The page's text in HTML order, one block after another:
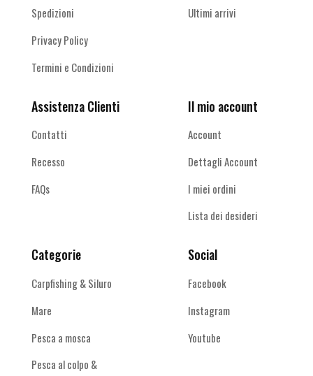
Spedizioni
Privacy Policy
Termini e Condizioni
Ultimi arrivi
Assistenza Clienti
Contatti
Recesso
FAQs
Il mio account
Account
Dettagli Account
I miei ordini
Lista dei desideri
Categorie
Carpfishing & Siluro
Mare
Pesca a mosca
Pesca al colpo &
Social
Facebook
Instagram
Youtube